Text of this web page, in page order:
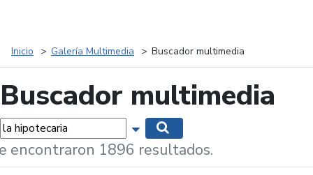
Inicio Galería Multimedia Buscador multimedia
Buscador multimedia
Mostrar opciones de búsqueda
encontraron 1896 resultados.